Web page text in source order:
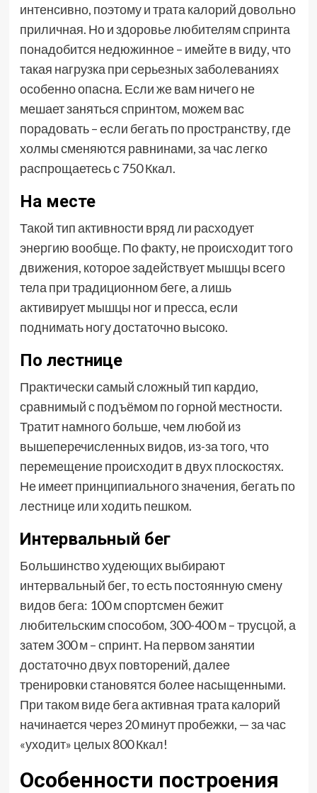
интенсивно, поэтому и трата калорий довольно
приличная. Но и здоровье любителям спринта
понадобится недюжинное – имейте в виду, что
такая нагрузка при серьезных заболеваниях
особенно опасна. Если же вам ничего не
мешает заняться спринтом, можем вас
порадовать – если бегать по пространству, где
холмы сменяются равнинами, за час легко
распрощаетесь с 750 Ккал.
На месте
Такой тип активности вряд ли расходует
энергию вообще. По факту, не происходит того
движения, которое задействует мышцы всего
тела при традиционном беге, а лишь
активирует мышцы ног и пресса, если
поднимать ногу достаточно высоко.
По лестнице
Практически самый сложный тип кардио,
сравнимый с подъёмом по горной местности.
Тратит намного больше, чем любой из
вышеперечисленных видов, из-за того, что
перемещение происходит в двух плоскостях.
Не имеет принципиального значения, бегать по
лестнице или ходить пешком.
Интервальный бег
Большинство худеющих выбирают
интервальный бег, то есть постоянную смену
видов бега: 100 м спортсмен бежит
любительским способом, 300-400 м – трусцой, а
затем 300 м – спринт. На первом занятии
достаточно двух повторений, далее
тренировки становятся более насыщенными.
При таком виде бега активная трата калорий
начинается через 20 минут пробежки, — за час
«уходит» целых 800 Ккал!
Особенности построения